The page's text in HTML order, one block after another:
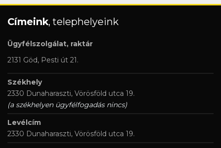
Címeink, telephelyeink
Ügyfélszolgálat, raktár
2131 Göd, Pesti út 21.
Székhely
2330 Dunaharaszti, Vörösföld utca 19.
(a székhelyen ügyfélfogadás nincs)
Levélcím
2330 Dunaharaszti, Vörösföld utca 19.